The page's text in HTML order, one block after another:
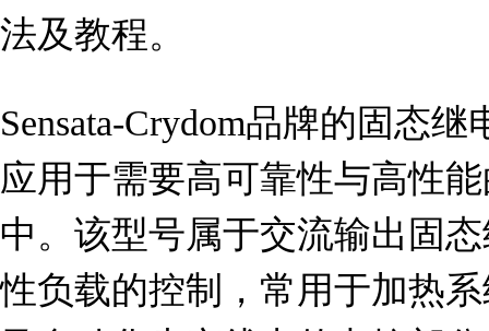
法及教程。
Sensata-Crydom品牌的固态
应用于需要高可靠性与高性
中。该型号属于交流输出固
性负载的控制，常用于加热